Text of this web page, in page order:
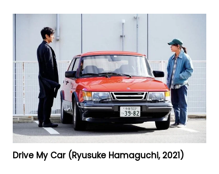
Drive My Car (Ryusuke Hamaguchi, 2021)